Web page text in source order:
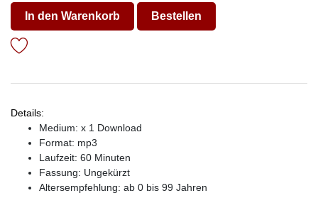
In den Warenkorb Bestellen
Details:
Medium: x 1 Download
Format: mp3
Laufzeit: 60 Minuten
Fassung: Ungekürzt
Altersempfehlung: ab 0 bis 99 Jahren